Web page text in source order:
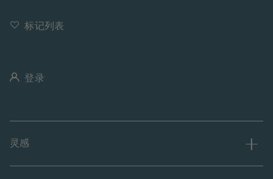
标记列表
登录
灵感